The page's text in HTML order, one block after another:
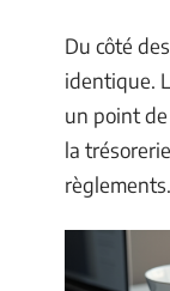
Du côté
identique.
un point
la